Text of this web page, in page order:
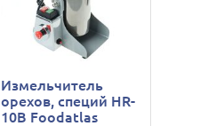
Измельчитель
орехов, специй HR-
10В Foodatlas